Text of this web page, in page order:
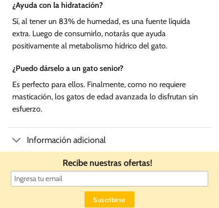
¿Ayuda con la hidratación?
Sí, al tener un 83% de humedad, es una fuente líquida
extra. Luego de consumirlo, notarás que ayuda
positivamente al metabolismo hídrico del gato.
¿Puedo dárselo a un gato senior?
Es perfecto para ellos. Finalmente, como no requiere
masticación, los gatos de edad avanzada lo disfrutan sin
esfuerzo.
Información adicional
Recibe nuestras ofertas!